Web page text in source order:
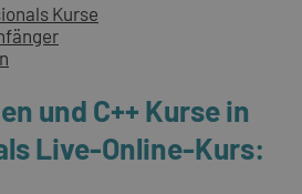
Kurse
und C++ Kurse in
Live-Online-Kurs: